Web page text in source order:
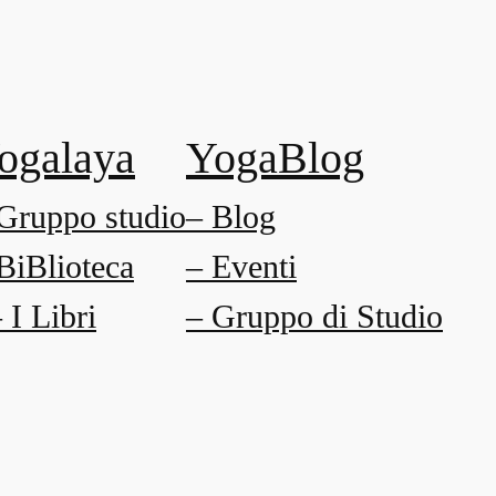
studio
Libri
YogaBlog
– Blog
– Eventi
– Gruppo di Studio